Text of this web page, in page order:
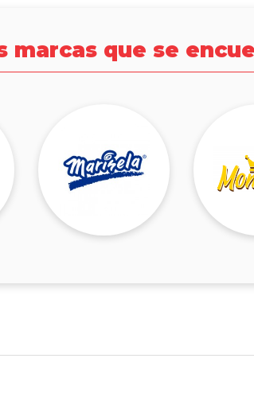
marcas que se